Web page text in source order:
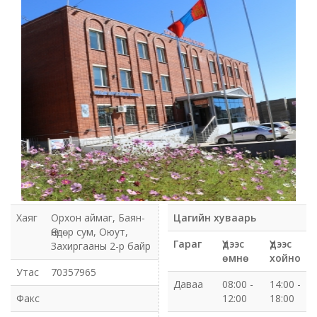
газар
Мэдээлэл шуурхай удирдлагын төв
Нийтийн номын сан
Эрдэнэт Булганы цахилгаан түгээх сүлжээ ТӨХК
Эрдэнэт ус, дулаан түгээх сүлжээ ОНӨХК
Бүсийн оношлогоо эмчилгээний төв
Хот тохижуулах газар
Орхон аймаг Шуудан үйлчилгээний газар
Биеийн тамир, спортын газар
Хаяг
Орхон аймаг, Баян-
Өндөр сум, Оюут,
Захиргааны 2-р байр
Утас
70357965
Факс
Цагийн хуваарь
Гараг
Үдээс
өмнө
Үдээс
хойно
Даваа
08:00 -
12:00
14:00 -
18:00